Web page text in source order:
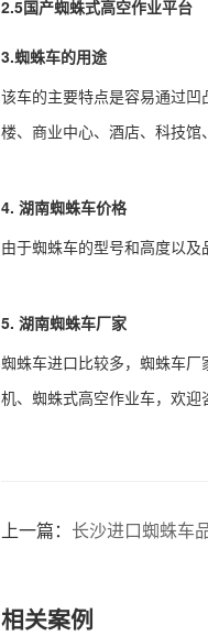
2.5国产蜘蛛式高空作业平台
3.蜘蛛车的用途
该车的主要特点是容易通过
楼、商业中心、酒店、科技馆
4. 湖南蜘蛛车价格
由于蜘蛛车的型号和高度以
5. 湖南蜘蛛车厂家
蜘蛛车进口比较多，蜘蛛车
机、蜘蛛式高空作业车，欢迎
上一篇： 长沙进口蜘蛛车
相关案例